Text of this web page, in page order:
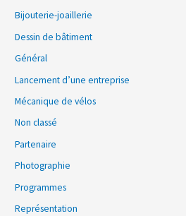
Bijouterie-joaillerie
Dessin de bâtiment
Général
Lancement d’une entreprise
Mécanique de vélos
Non classé
Partenaire
Photographie
Programmes
Représentation